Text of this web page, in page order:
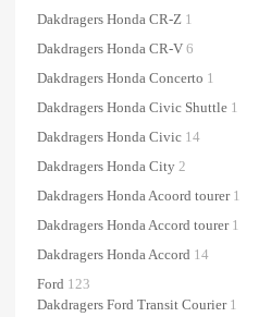
Dakdragers Honda CR-Z 1
Dakdragers Honda CR-V 6
Dakdragers Honda Concerto 1
Dakdragers Honda Civic Shuttle 1
Dakdragers Honda Civic 14
Dakdragers Honda City 2
Dakdragers Honda Acoord tourer 1
Dakdragers Honda Accord tourer 1
Dakdragers Honda Accord 14
Ford 123
Dakdragers Ford Transit Courier 1